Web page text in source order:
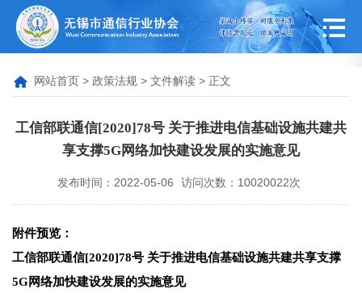
网站首页 > 政策法规 > 文件解读 > 正文
工信部联通信[2020]78号 关于推进电信基础设施共建共
享支撑5G网络加快建设发展的实施意见
发布时间：2022-05-06 访问次数：10020022次
附件预览：
工信部联通信[2020]78号 关于推进电信基础设施共建共享支撑
5G网络加快建设发展的实施意见